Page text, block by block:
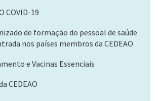
COVID-19
de formação do pessoal de saúde
nos países membros da CEDEAO
e Vacinas Essenciais
CEDEAO